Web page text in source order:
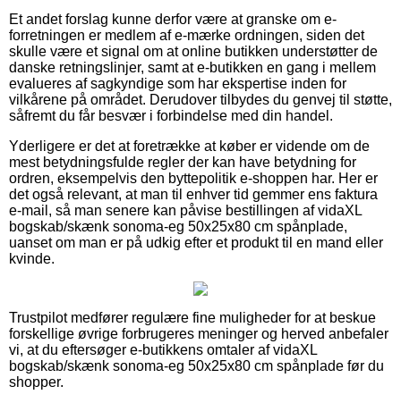
Et andet forslag kunne derfor være at granske om e-
forretningen er medlem af e-mærke ordningen, siden det
skulle være et signal om at online butikken understøtter de
danske retningslinjer, samt at e-butikken en gang i mellem
evalueres af sagkyndige som har ekspertise inden for
vilkårene på området. Derudover tilbydes du genvej til støtte,
såfremt du får besvær i forbindelse med din handel.
Yderligere er det at foretrække at køber er vidende om de
mest betydningsfulde regler der kan have betydning for
ordren, eksempelvis den byttepolitik e-shoppen har. Her er
det også relevant, at man til enhver tid gemmer ens faktura
e-mail, så man senere kan påvise bestillingen af vidaXL
bogskab/skænk sonoma-eg 50x25x80 cm spånplade,
uanset om man er på udkig efter et produkt til en mand eller
kvinde.
Trustpilot medfører regulære fine muligheder for at beskue
forskellige øvrige forbrugeres meninger og herved anbefaler
vi, at du eftersøger e-butikkens omtaler af vidaXL
bogskab/skænk sonoma-eg 50x25x80 cm spånplade før du
shopper.